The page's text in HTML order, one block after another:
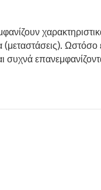
Ωστόσο
συχνά